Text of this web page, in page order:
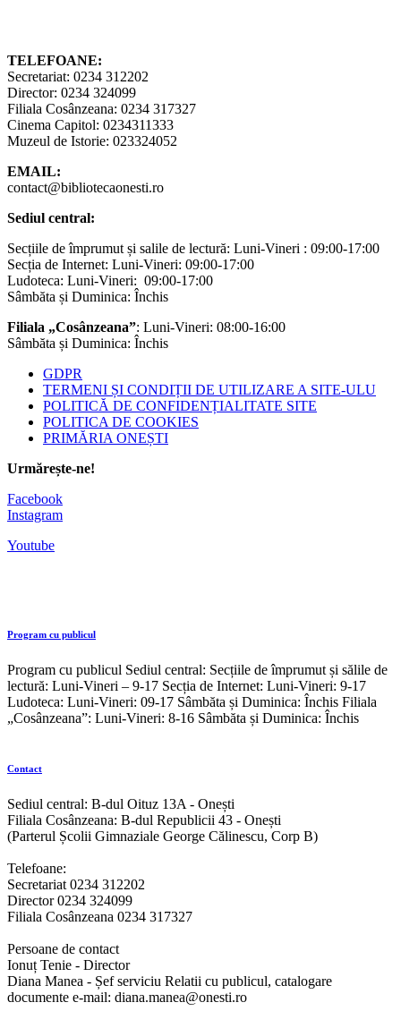
TELEFOANE:
Secretariat: 0234 312202
Director: 0234 324099
Filiala Cosânzeana: 0234 317327
Cinema Capitol: 0234311333
Muzeul de Istorie: 023324052
EMAIL:
contact@bibliotecaonesti.ro
Sediul central:
Secțiile de împrumut și salile de lectură: Luni-Vineri : 09:00-17:00
Secția de Internet: Luni-Vineri: 09:00-17:00
Ludoteca: Luni-Vineri: 09:00-17:00
Sâmbăta și Duminica: Închis
Filiala „Cosânzeana”: Luni-Vineri: 08:00-16:00
Sâmbăta și Duminica: Închis
GDPR
TERMENI ȘI CONDIȚII DE UTILIZARE A SITE-ULU
POLITICĂ DE CONFIDENȚIALITATE SITE
POLITICA DE COOKIES
PRIMĂRIA ONEȘTI
Urmărește-ne!
Facebook
Instagram
Youtube
Program cu publicul
Program cu publicul Sediul central: Secțiile de împrumut și sălile de
lectură: Luni-Vineri – 9-17 Secția de Internet: Luni-Vineri: 9-17
Ludoteca: Luni-Vineri: 09-17 Sâmbăta și Duminica: Închis Filiala
„Cosânzeana”: Luni-Vineri: 8-16 Sâmbăta și Duminica: Închis
Contact
Sediul central: B-dul Oituz 13A - Onești
Filiala Cosânzeana: B-dul Republicii 43 - Onești
(Parterul Școlii Gimnaziale George Călinescu, Corp B)
Telefoane:
Secretariat 0234 312202
Director 0234 324099
Filiala Cosânzeana 0234 317327
Persoane de contact
Ionuț Tenie - Director
Diana Manea - Șef serviciu Relatii cu publicul, catalogare
documente e-mail: diana.manea@onesti.ro